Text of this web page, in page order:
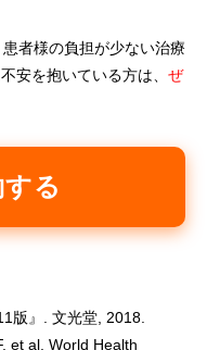
者様の負担が少ない治療
安を抱いている方は、 ぜ
る
版』. 文光堂, 2018.
et al. World Health